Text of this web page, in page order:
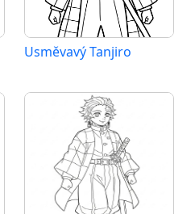
Usměvavý Tanjiro